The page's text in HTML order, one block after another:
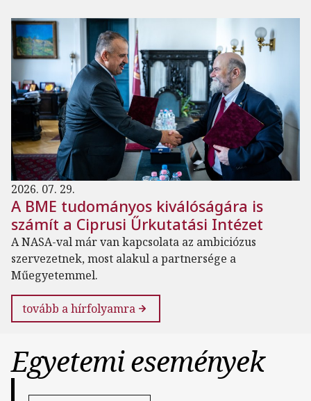
2026. 07. 29.
A BME tudományos kiválóságára is
számít a Ciprusi Űrkutatási Intézet
A NASA-val már van kapcsolata az ambiciózus
szervezetnek, most alakul a partnersége a
Műegyetemmel.
tovább a hírfolyamra
Egyetemi események